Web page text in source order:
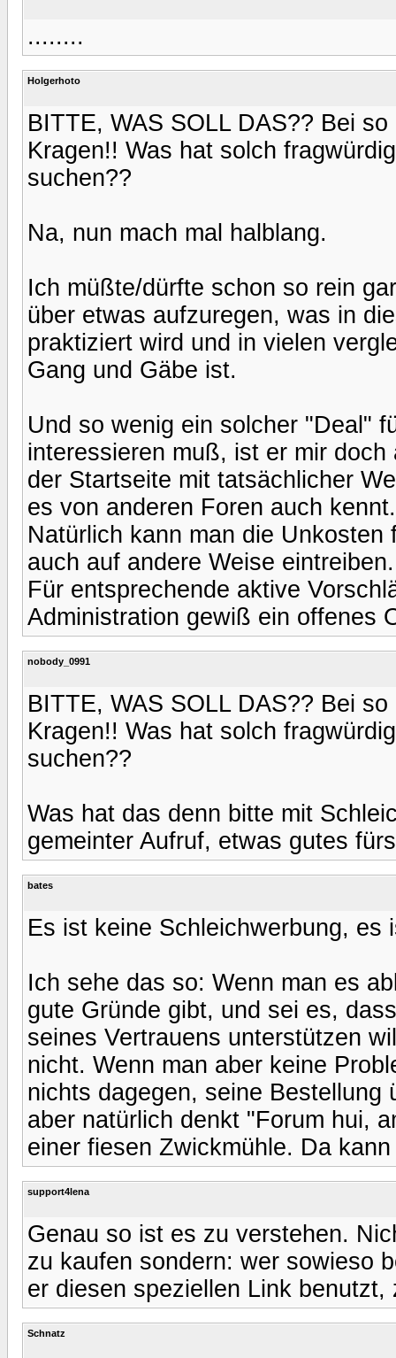
........
Holgerhoto
BITTE, WAS SOLL DAS?? Bei
Kragen!! Was hat solch
suchen??
Na, nun mach mal halblang.
Ich müßte/dürfte schon so rein
über etwas aufzuregen, was in
praktiziert wird und in vielen
Gang und Gäbe ist.
Und so wenig ein solcher "Deal"
interessieren muß, ist er mir
der Startseite mit tatsächlicher
es von anderen Foren auch kennt.
Natürlich kann man die
auch auf andere Weise eintreiben.
Für entsprechende aktive
Administration gewiß ein offenes
nobody_0991
BITTE, WAS SOLL DAS?? Bei
Kragen!! Was hat solch
suchen??
Was hat das denn bitte mit
gemeinter Aufruf, etwas gutes
bates
Es ist keine Schleichwerbung,
Ich sehe das so: Wenn man es
gute Gründe gibt, und sei es,
seines Vertrauens unterstützen
nicht. Wenn man aber keine
nichts dagegen, seine Bestellung
aber natürlich denkt "Forum hui,
einer fiesen Zwickmühle. Da
support4lena
Genau so ist es zu verstehen.
zu kaufen sondern: wer sowieso
er diesen speziellen Link
Schnatz